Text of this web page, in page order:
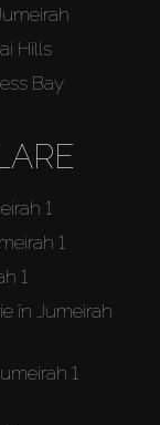
Hills
Bay
1
1
1
în Jumeirah
1